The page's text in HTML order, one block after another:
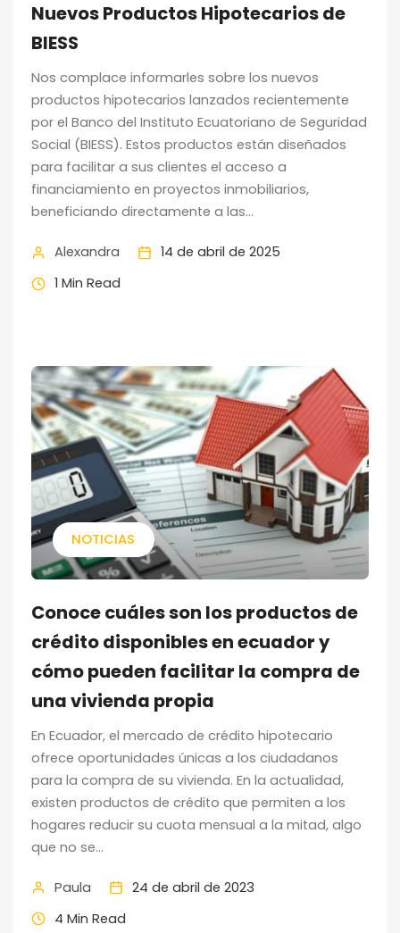
Nuevos Productos Hipotecarios de
BIESS
Nos complace informarles sobre los nuevos
productos hipotecarios lanzados recientemente
por el Banco del Instituto Ecuatoriano de Seguridad
Social (BIESS). Estos productos están diseñados
para facilitar a sus clientes el acceso a
financiamiento en proyectos inmobiliarios,
beneficiando directamente a las...
Alexandra
14 de abril de 2025
1 Min Read
NOTICIAS
Conoce cuáles son los productos de
crédito disponibles en ecuador y
cómo pueden facilitar la compra de
una vivienda propia
En Ecuador, el mercado de crédito hipotecario
ofrece oportunidades únicas a los ciudadanos
para la compra de su vivienda. En la actualidad,
existen productos de crédito que permiten a los
hogares reducir su cuota mensual a la mitad, algo
que no se...
Paula
24 de abril de 2023
4 Min Read